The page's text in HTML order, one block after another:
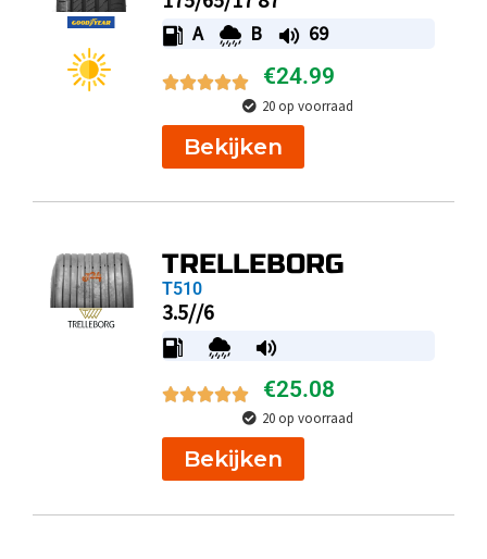
A B 69
€24.99
20 op voorraad
Bekijken
TRELLEBORG
T510
3.5//6
€25.08
20 op voorraad
Bekijken